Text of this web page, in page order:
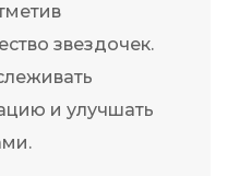
звездочек.
и улучшать